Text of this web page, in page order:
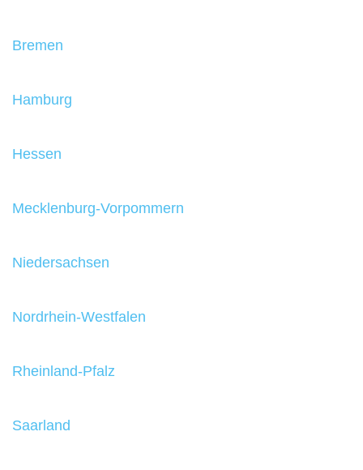
Bremen
Hamburg
Hessen
Mecklenburg-Vorpommern
Niedersachsen
Nordrhein-Westfalen
Rheinland-Pfalz
Saarland